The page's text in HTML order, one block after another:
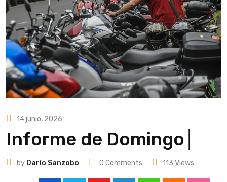
14 junio, 2026
Informe de Domingo│
by Darío Sanzobo 0 Comments 113 Views